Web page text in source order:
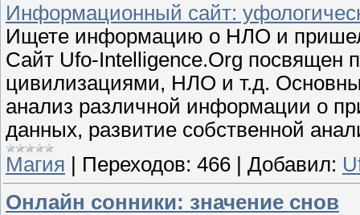
Информационный сайт:
Ищете информацию о НЛО и
Сайт Ufo-Intelligence.Org посвящен
цивилизациями, НЛО и т.д.
анализ различной информации о
данных, развитие собственной
Магия | Переходов: 466 | Добавил:
Онлайн сонники: значение снов